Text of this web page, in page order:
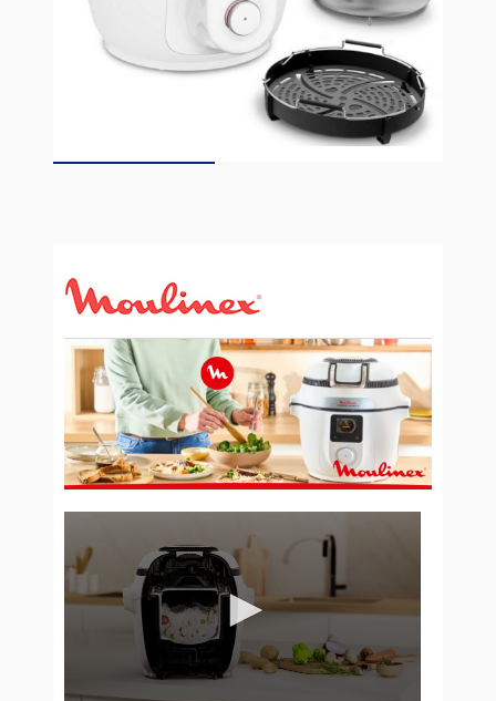
399,00 €